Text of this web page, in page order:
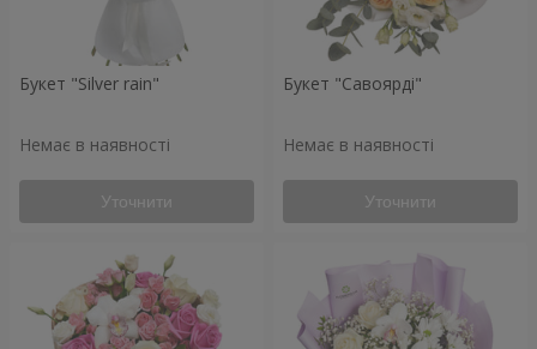
Букет "Silver rain"
Немає в наявності
Уточнити
Букет "Савоярді"
Немає в наявності
Уточнити